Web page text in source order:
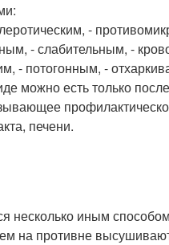
-
- слабительным, -
- потогонным, -
можно есть только
печени.
несколько иным
на противне